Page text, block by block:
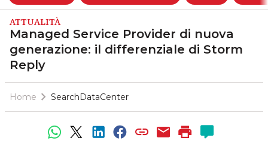
ATTUALITÀ
Managed Service Provider di nuova
generazione: il differenziale di Storm
Reply
Home SearchDataCenter